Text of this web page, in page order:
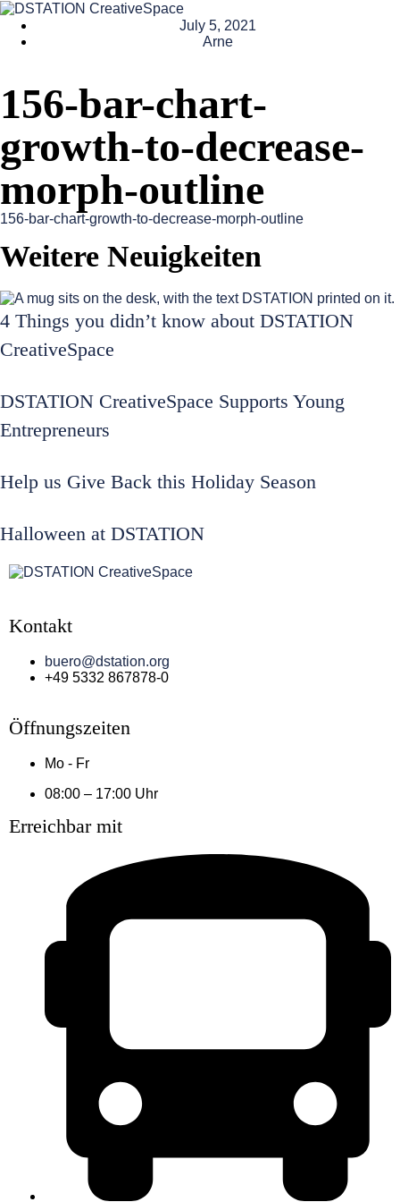
July 5, 2021
Arne
156-bar-chart-
growth-to-decrease-
morph-outline
156-bar-chart-growth-to-decrease-morph-outline
Weitere Neuigkeiten
4 Things you didn’t know about DSTATION
CreativeSpace
DSTATION CreativeSpace Supports Young
Entrepreneurs
Help us Give Back this Holiday Season
Halloween at DSTATION
Kontakt
buero@dstation.org
+49 5332 867878-0
Öffnungszeiten
Mo - Fr
08:00 – 17:00 Uhr
Erreichbar mit